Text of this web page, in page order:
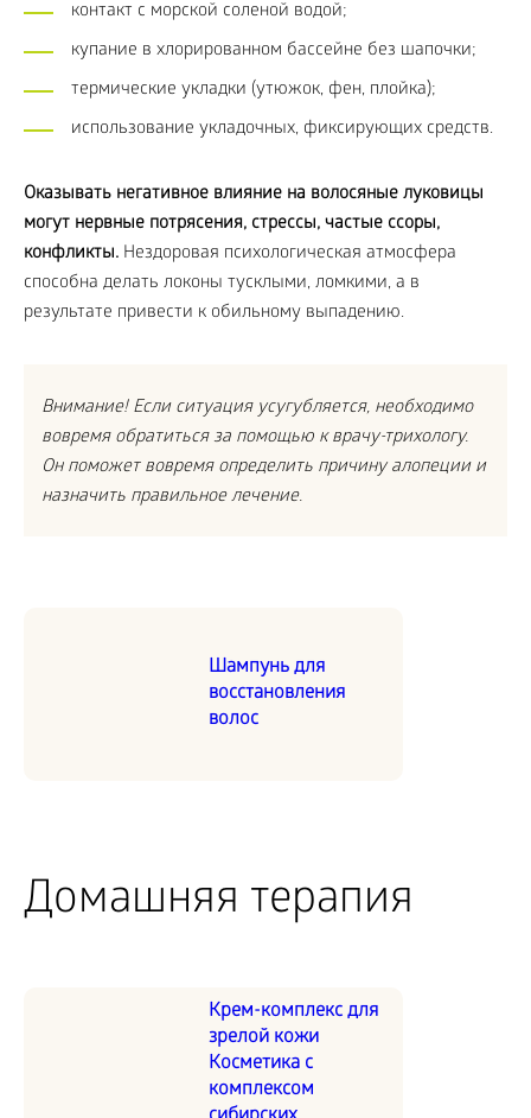
контакт с морской соленой водой;
купание в хлорированном бассейне без шапочки;
термические укладки (утюжок, фен, плойка);
использование укладочных, фиксирующих средств.
Оказывать негативное влияние на волосяные луковицы
могут нервные потрясения, стрессы, частые ссоры,
конфликты. Нездоровая психологическая атмосфера
способна делать локоны тусклыми, ломкими, а в
результате привести к обильному выпадению.
Внимание! Если ситуация усугубляется, необходимо
вовремя обратиться за помощью к врачу-трихологу.
Он поможет вовремя определить причину алопеции и
назначить правильное лечение.
Шампунь для
восстановления
волос
Домашняя терапия
Крем-комплекс для
зрелой кожи
Косметика с
комплексом